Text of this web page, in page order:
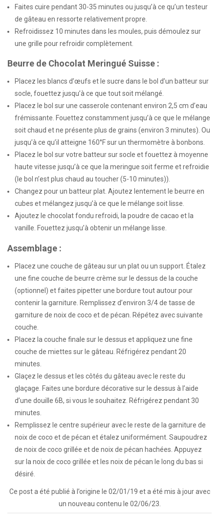
Faites cuire pendant 30-35 minutes ou jusqu’à ce qu’un testeur
de gâteau en ressorte relativement propre.
Refroidissez 10 minutes dans les moules, puis démoulez sur
une grille pour refroidir complètement.
Beurre de Chocolat Meringué Suisse :
Placez les blancs d’œufs et le sucre dans le bol d’un batteur sur
socle, fouettez jusqu’à ce que tout soit mélangé.
Placez le bol sur une casserole contenant environ 2,5 cm d’eau
frémissante. Fouettez constamment jusqu’à ce que le mélange
soit chaud et ne présente plus de grains (environ 3 minutes). Ou
jusqu’à ce qu’il atteigne 160°F sur un thermomètre à bonbons.
Placez le bol sur votre batteur sur socle et fouettez à moyenne
haute vitesse jusqu’à ce que la meringue soit ferme et refroidie
(le bol n’est plus chaud au toucher (5-10 minutes)).
Changez pour un batteur plat. Ajoutez lentement le beurre en
cubes et mélangez jusqu’à ce que le mélange soit lisse.
Ajoutez le chocolat fondu refroidi, la poudre de cacao et la
vanille. Fouettez jusqu’à obtenir un mélange lisse.
Assemblage :
Placez une couche de gâteau sur un plat ou un support. Étalez
une fine couche de beurre crème sur le dessus de la couche
(optionnel) et faites pipetter une bordure tout autour pour
contenir la garniture. Remplissez d’environ 3/4 de tasse de
garniture de noix de coco et de pécan. Répétez avec suivante
couche.
Placez la couche finale sur le dessus et appliquez une fine
couche de miettes sur le gâteau. Réfrigérez pendant 20
minutes.
Glaçez le dessus et les côtés du gâteau avec le reste du
glaçage. Faites une bordure décorative sur le dessus à l’aide
d’une douille 6B, si vous le souhaitez. Réfrigérez pendant 30
minutes.
Remplissez le centre supérieur avec le reste de la garniture de
noix de coco et de pécan et étalez uniformément. Saupoudrez
de noix de coco grillée et de noix de pécan hachées. Appuyez
sur la noix de coco grillée et les noix de pécan le long du bas si
désiré.
Ce post a été publié à l’origine le 02/01/19 et a été mis à jour avec
un nouveau contenu le 02/06/23.